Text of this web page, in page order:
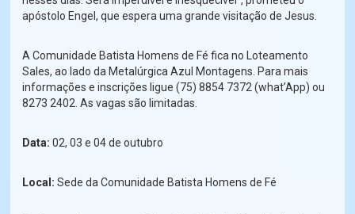
apóstolo Engel, que espera uma grande visitação de Jesus.
A Comunidade Batista Homens de Fé fica no Loteamento
Sales, ao lado da Metalúrgica Azul Montagens. Para mais
informações e inscrições ligue (75) 8854 7372 (what’App) ou
8273 2402. As vagas são limitadas.
Data: 02, 03 e 04 de outubro
Local: Sede da Comunidade Batista Homens de Fé